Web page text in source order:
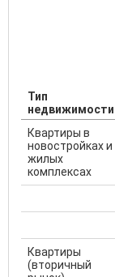
Тип
недвижимости
Квартиры в
новостройках и
жилых
комплексах
Квартиры
(вторичный